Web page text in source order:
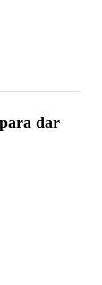
dar